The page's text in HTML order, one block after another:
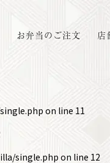
お弁当のご注文 店
on line 11
single.php on line 12